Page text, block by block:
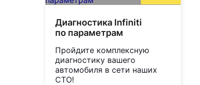
Диагностика Infiniti
по параметрам
Пройдите комплексную
диагностику вашего
автомобиля в сети наших
СТО!